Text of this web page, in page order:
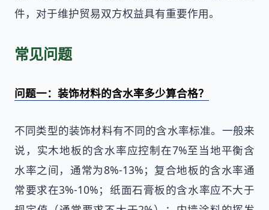
件，对于维护贸易双方权益具有重要作用。
常见问题
问题一：装饰材料的含水率多少算合格？
不同类型的装饰材料有不同的含水率标准。一般来
说，实木地板的含水率应控制在7%至当地平衡含
水率之间，通常为8%-13%；复合地板的含水率通
常要求在3%-10%；纸面石膏板的含水率应不大于